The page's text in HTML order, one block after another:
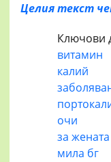
Целия текст
Ключови
витамин
калий
очи
за жената
мила бг